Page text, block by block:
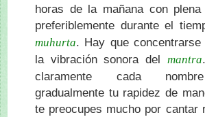
horas de la mañana con plena
preferiblemente durante el
muhurta. Hay que concentrarse
la vibración sonora del mantra
claramente cada
gradualmente tu rapidez de
te preocupes mucho por cantar